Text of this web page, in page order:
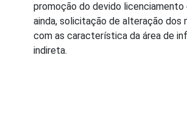
promoção do devido licenciamento
ainda, solicitação de alteração dos
com as característica da área de
indireta.